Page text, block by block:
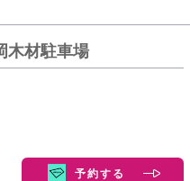
木材駐車場
予約する